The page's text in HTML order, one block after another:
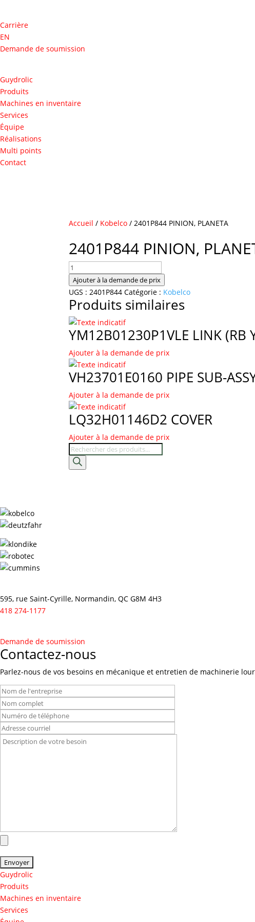
Carrière
EN
Demande de soumission
Guydrolic
Produits
Machines en inventaire
Services
Équipe
Réalisations
Multi points
Contact
Accueil / Kobelco / 2401P844 PINION, PLANETA
2401P844 PINION,
quantité
de
2401P844
PINION,
PLANETA
Ajouter à la demande de prix
UGS :2401P844 Catégorie : Kobelco
Produits similaires
YM12B01230P1VLE LINK (RB
Ajouter à la demande de prix
VH23701E0160 PIPE SUB-
Ajouter à la demande de prix
LQ32H01146D2 COVER
Ajouter à la demande de prix
Recherche
de
produits
595, rue Saint-Cyrille, Normandin, QC G8M 4H3
418 274-1177
Demande de soumission
Contactez-nous
Parlez-nous de vos besoins en mécanique et entretien de machinerie
Guydrolic
Produits
Machines en inventaire
Services